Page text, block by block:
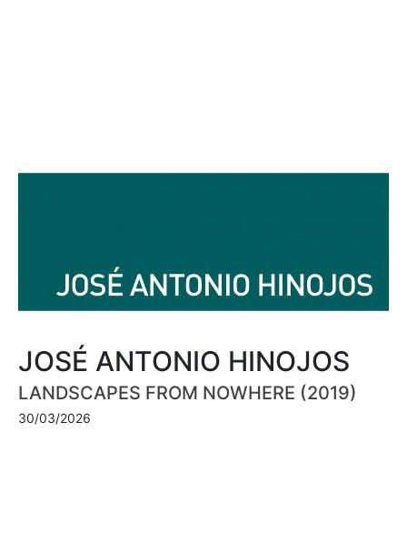
JOSÉ ANTONIO HINOJOS
LANDSCAPES FROM NOWHERE (2019)
30/03/2026